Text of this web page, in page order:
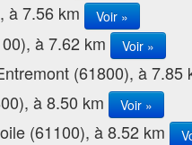
à 7.56 km Voir »
à 7.62 km Voir »
(61800), à 7.85
à 8.50 km Voir »
(61100), à 8.52 km